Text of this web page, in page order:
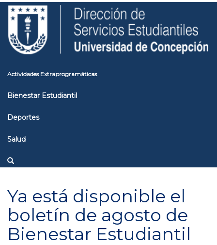
Pasar
contenido
principal
Toggle
high
contrast
Actividades Extraprogramáticas
Bienestar Estudiantil
Deportes
Salud
Ya está disponible el
boletín de agosto de
Bienestar Estudiantil